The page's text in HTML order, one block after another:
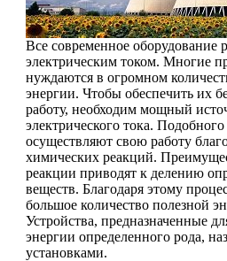
Все современное оборудование
электрическим током. Многие
нуждаются в огромном
энергии. Чтобы обеспечить их
работу, необходим мощный
электрического тока.
осуществляют свою работу
химических реакций.
реакции приводят к делению
веществ. Благодаря этому
большое количество полезной
Устройства, предназначенные
энергии определенного рода,
установками.